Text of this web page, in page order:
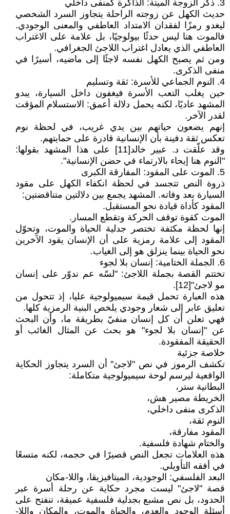
3. ذكر الزوجة الميتة: الذاكرة كمنفى داخلي
حديث الكهل عن زوجته الراحلة يتجاوز السرد الشخصي
ليغدو رمزًا لفقدان الامتداد العاطفي والمعنى الوجودي.
فالموت هنا ليس حدثًا بيولوجيًا، بل علامة على الاغتراب
العاطفي الذي يعادل اغتراب اللاجئ الجغرافي.
ومن ثم يصبح الكهل نفسه لاجئًا إلى ماضيه، أسيرًا في
منفى الذكرى.
4. النوم الجماعي للأسرة: ثقة وتسليم
حين يغلب التعب الأسرة فيغفون داخل السيارة، يبدو
المشهد عاديًا، لكنه يحمل دلالة أعمق: الاستسلام المؤقت
لقدر الآخر.
إنهم يضعون حياتهم بين يدي غريب، في لحظة نوم
تعكس ثقة دفينة بأن الإنسانية قادرة على حمايتهم.
وقد علّقت د. عبير خالد[11] على هذا المشهد بقولها:
"النوم هنا إيحاء بالارتماء في حضن الإنسانية".
5. الموت على المقود: المفارقة الكبرى
ذروة النص تتجسد في لحظة انكفاء الكهل على مقود
السيارة بعد وفاته. المشهد يجمع بين دلالتين متناقضتين:
المقود كأداة قيادة نحو المستقبل.
الموت كقوة توقف الحركة وتقطع المسار.
إنها لحظة مكثفة تختصر جدلية الحياة والموت، وتحوّل
المقود إلى علامة رمزية على أن الإنسان يقود الآخرين
نحو الحياة بينما ينزلق هو إلى الغياب.
6. الجملة الختامية: إنسان بلا لجوء
تختتم القصة بجملة اللاجئ: "لسّه عم ندوّر على إنسان
مو لاجئ"[12].
هذه العبارة تحمل قيمة سيميولوجية عليا، إذ تتحول من
تعليق عابر إلى شعار وجودي يلخص البنية الرمزية كلها.
فهي تعلن أن كل إنسان منفيّ بطريقة ما، وأن البحث
عن "إنسان بلا لجوء" هو بحث عن المثال الغائب أو
الحقيقة المفقودة.
خلاصة جزئية
تكشف الرموز في نص "لاجئ" أن السرد يتجاوز الحكاية
الواقعية ليرسم لوحة سيميولوجية متكاملة:
البطانية ستر،
الخريطة مصير هش،
الذكرى منفى داخلي،
النوم ثقة،
المقود مفارقة،
والختام شهادة فلسفية.
هذه العلامات تجعل النص قصيرًا في حجمه، لكنه متسعًا
في أفقه التأويلي.
البعد الفلسفي: الوجودية، الميتافيزيقا، واللا-مكان
قصة "لاجئ" ليست مجرد حكاية عن رحلة أسرة عبر
الحدود، بل نص مشبع بجدلية فلسفية عميقة، تنفتح على
أسئلة الوجود والعدم، والحياة والموت، والمكان واللا-